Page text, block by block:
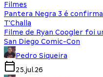
Filmes
Pantera Negra 3 é
T'Challa
Filme de Ryan Coogler foi
San Diego Comic-Con
Pedro Siqueira
25.jul.26